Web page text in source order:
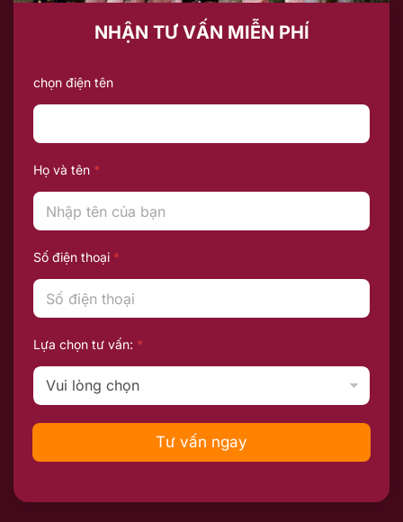
NHẬN TƯ VẤN MIỄN PHÍ
chọn điện tên
Họ và tên *
Số điện thoại *
Lựa chọn tư vấn: *
Tư vấn ngay